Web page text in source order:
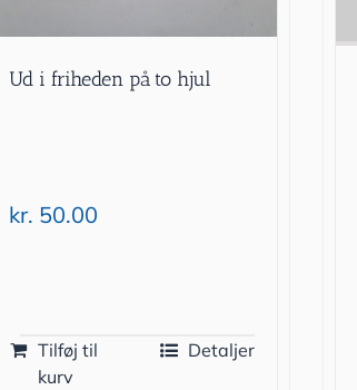
Ud i friheden på to hjul
kr. 50.00
Tilføj til
kurv
Detaljer